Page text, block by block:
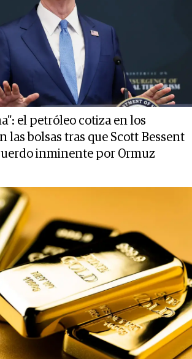
el petróleo cotiza en los
las bolsas tras que Scott Bessent
inminente por Ormuz